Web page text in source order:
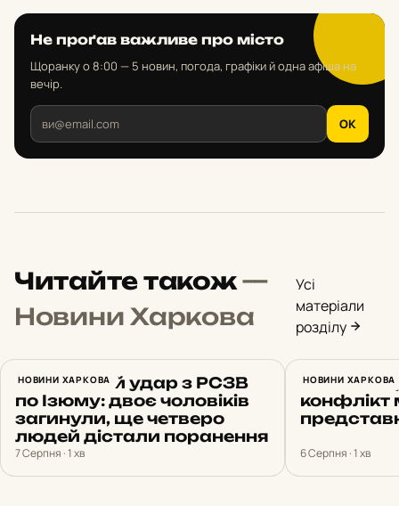
Не проґав важливе про місто
Щоранку о 8:00 — 5 новин, погода, графіки й одна афіша на
вечір.
OK
Читайте також—
Новини Харкова
Усі
матеріали
розділу
НОВИНИ ХАРКОВА
Російський удар з РСЗВ
по Ізюму: двоє чоловіків
загинули, ще четверо
людей дістали поранення
7 Серпня · 1 хв
НОВИНИ ХАРКОВА
У
конфлікт
6 Серпня · 1 хв